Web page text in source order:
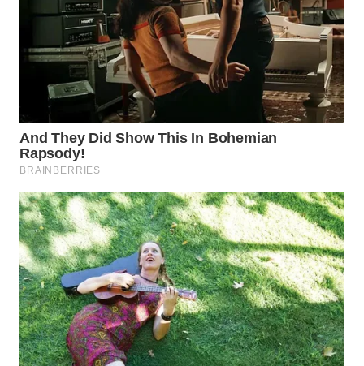
MAJALENGKA
WN
SUBANG
WN
PURWAKARTA
WN
PRIANGAN
TIMUR
WN
SEMARANG